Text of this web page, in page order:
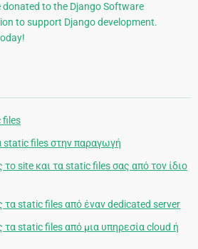
donated to the Django Software
to support Django development.
files
static files στην παραγωγή
site και τα static files σας από τον ίδιο
τα static files από έναν dedicated server
static files από μια υπηρεσία cloud ή